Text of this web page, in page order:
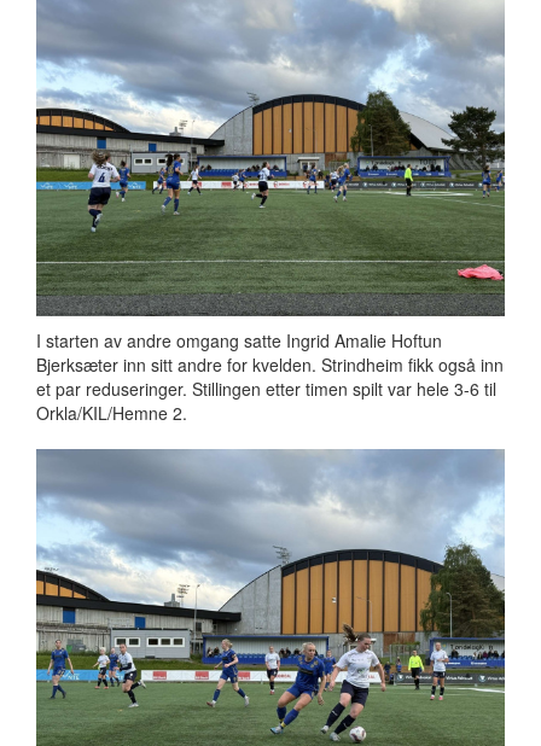
I starten av andre omgang satte Ingrid Amalie Hoftun
Bjerksæter inn sitt andre for kvelden. Strindheim fikk også inn
et par reduseringer. Stillingen etter timen spilt var hele 3-6 til
Orkla/KIL/Hemne 2.